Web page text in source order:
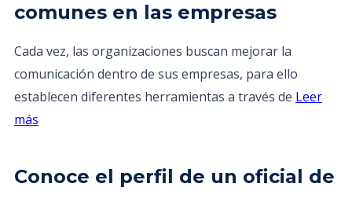
comunes en las empresas
Cada vez, las organizaciones buscan mejorar la
comunicación dentro de sus empresas, para ello
establecen diferentes herramientas a través de Leer
más
Conoce el perfil de un oficial de